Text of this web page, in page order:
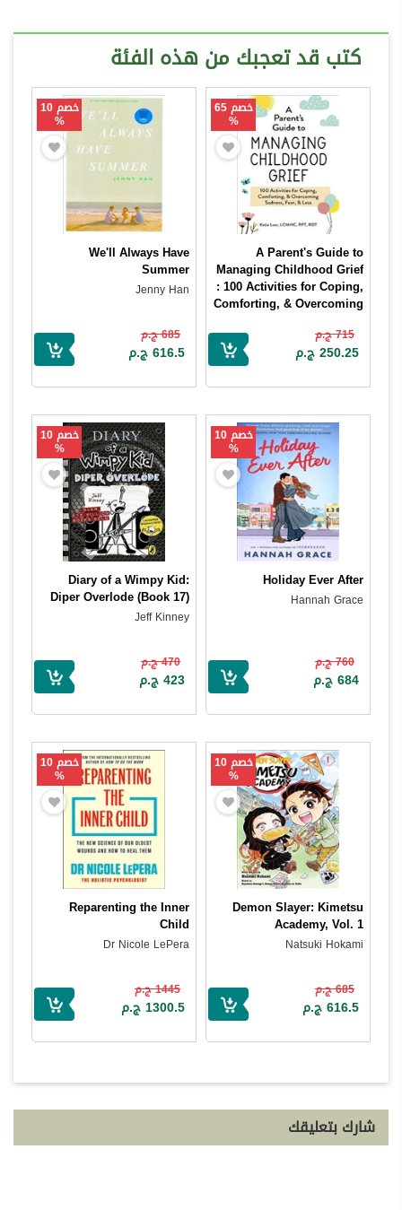
كتب قد تعجبك من هذه الفئة
خصم 65
%
A Parent's Guide to
Managing Childhood Grief
: 100 Activities for Coping,
Comforting, & Overcoming
Katie Lear
715 ج.م
250.25 ج.م
خصم 10
%
We'll Always Have
Summer
Jenny Han
685 ج.م
616.5 ج.م
خصم 10
%
Holiday Ever After
Hannah Grace
760 ج.م
684 ج.م
خصم 10
%
Diary of a Wimpy Kid:
Diper Overlode (Book 17)
Jeff Kinney
470 ج.م
423 ج.م
خصم 10
%
Demon Slayer: Kimetsu
Academy, Vol. 1
Natsuki Hokami
685 ج.م
616.5 ج.م
خصم 10
%
Reparenting the Inner
Child
Dr Nicole LePera
1445 ج.م
1300.5 ج.م
شارك بتعليقك